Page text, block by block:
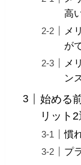
高
メ
が
メ
ン
始める
リット2
慣
プ